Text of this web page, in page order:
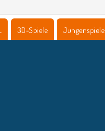
3D-Spiele Jungenspiele